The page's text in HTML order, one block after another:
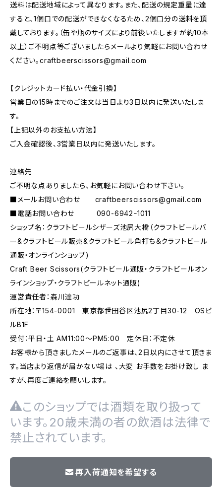
送料は配送地域によって異なります。また、配送の規定重量に達
すると、1個口での配送ができなくなるため、2個口分の送料を頂
戴しております。（缶や瓶のサイズにより前後いたしますが約10本
以上）ご不明点等ございましたらメールより気軽にお問い合わせ
ください。craftbeerscissors@gmail.com
【クレジットカード払い・代金引換】
営業日の15時までのご注文は当日より3日以内に発送いたしま
す。
【上記以外のお支払い方法】
ご入金確認後、3営業日以内に発送いたします。
連絡先
ご不明な点ありましたら、お気軽にお問い合わせ下さい。
■メールお問い合わせ craftbeerscissors@gmail.com
■電話お問い合わせ 090-6942ｰ1011
ショップ名：クラフトビールシザーズ池尻大橋（クラフトビールバ
ー&クラフトビール販売&クラフトビール角打ち＆クラフトビール
通販・オンラインショップ)
Craft Beer Scissors(クラフトビール通販・クラフトビールオン
ラインショップ・クラフトビールネット通販)
運営責任者：森川達功
所在地：〒154-0001 東京都世田谷区池尻2丁目30-12 OSビ
ルB1F
受付：平日・土 AM11:00～PM5:00 定休日：不定休
お客様から頂きましたメールのご返事は、2日以内にさせて頂きま
す。当店より返信が届かない場は 、大変 お手数をお掛け致し ま
すが、再度ご連絡を願いします。
このショップでは酒類を取り扱って
います。20歳未満の者の飲酒は法律で
禁止されています。
再入荷通知を希望する